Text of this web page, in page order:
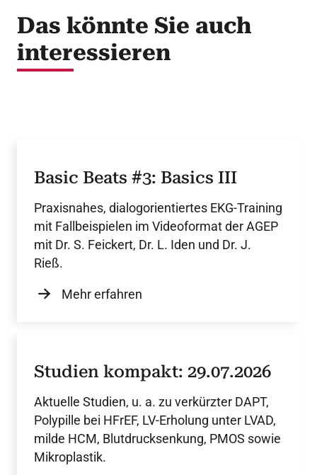
Das könnte Sie auch
interessieren
Basic Beats #3: Basics III
Praxisnahes, dialogorientiertes EKG-Training
mit Fallbeispielen im Videoformat der AGEP
mit Dr. S. Feickert, Dr. L. Iden und Dr. J.
Rieß.
Mehr erfahren
Studien kompakt: 29.07.2026
Aktuelle Studien, u. a. zu verkürzter DAPT,
Polypille bei HFrEF, LV-Erholung unter LVAD,
milde HCM, Blutdrucksenkung, PMOS sowie
Mikroplastik.